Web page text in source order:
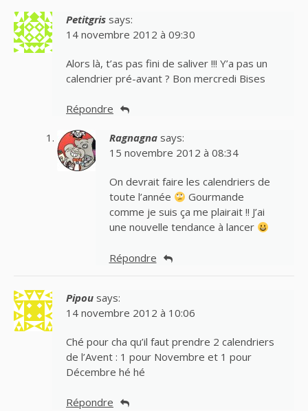
Petitgris says:
14 novembre 2012 à 09:30
Alors là, t’as pas fini de saliver !!! Y’a pas un
calendrier pré-avant ? Bon mercredi Bises
Répondre
Ragnagna says:
15 novembre 2012 à 08:34
On devrait faire les calendriers de
toute l’année
Gourmande
comme je suis ça me plairait !! J’ai
une nouvelle tendance à lancer
Répondre
Pipou says:
14 novembre 2012 à 10:06
Ché pour cha qu’il faut prendre 2 calendriers
de l’Avent : 1 pour Novembre et 1 pour
Décembre hé hé
Répondre